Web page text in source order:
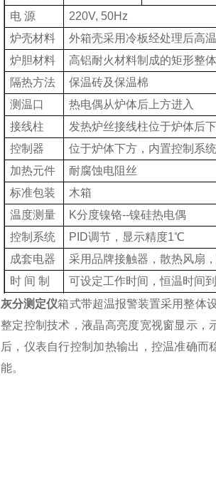
电 源 220V, 50Hz
炉壳材料
外箱壳采用冷板经处理后高
炉胆材料
高铝耐火材料制成的矩形整
隔热方法
保温砖及保温棉
测温口
热电偶从炉体后上方进入
接线柱
发热炉丝接线柱位于炉体后
控制器
位于炉体下方，内置控制系
加热元件
耐腐蚀电阻丝
标准包装
木箱
温度测量
K分度镍铬--镍硅热电偶
控制系统
PID调节，显示精度1℃
成套电器
采用品牌接触器，散热风扇
时 间 制
可设定工作时间，恒温时间
超温保护
内置式二级超温保护装置，
BZH灰分
测定仪价
格
定值、定时、恒定运行
灰分测定仪箱式带超温报警装置采用整体
整定控制技术，液晶高亮度宽视窗显示，
后，仪表自行控制加热输出，控温准确而
能。